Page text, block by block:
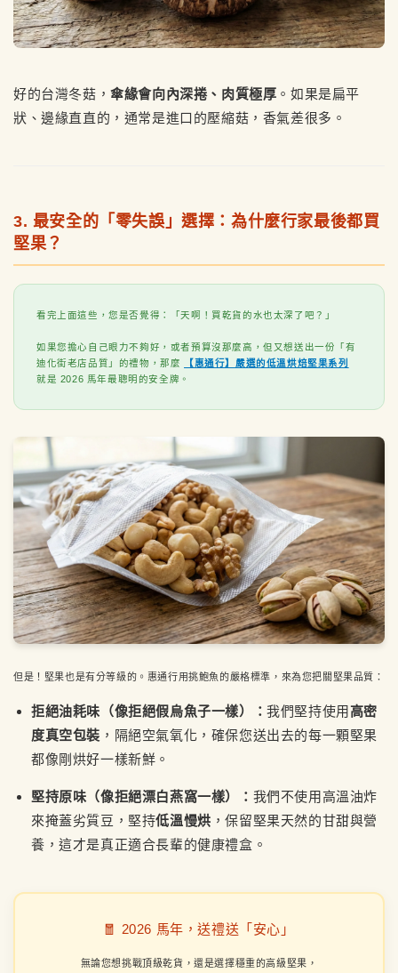
好的台灣冬菇，傘緣會向內深捲、肉質極厚 。如果是扁平
狀、邊緣直直的，通常是進口的壓縮菇，香氣差很多。
3. 最安全的「零失誤」選擇：為什麼行家最後都買
堅果？
看完上面這些，您是否覺得：「天啊！買乾貨的水也太深了吧？」
如果您擔心自己眼力不夠好，或者預算沒那麼高，但又想送出一份「有
迪化街老店品質」的禮物，那麼
【惠通行】嚴選的低溫烘焙堅果系列
就是 2026 馬年最聰明的安全牌。
但是！堅果也是有分等級的。惠通行用挑鮑魚的嚴格標準，來為您把關堅果品質：
拒絕油耗味（像拒絕假烏魚子一樣）：我們堅持使用高密
度真空包裝 ，隔絕空氣氧化，確保您送出去的每一顆堅果
都像剛烘好一樣新鮮。
堅持原味（像拒絕漂白燕窩一樣）： 我們不使用高溫油炸
來掩蓋劣質豆，堅持低溫慢烘 ，保留堅果天然的甘甜與營
養，這才是真正適合長輩的健康禮盒。
🧧 2026 馬年，送禮送「安心」
無論您想挑戰頂級乾貨，還是選擇穩重的高級堅果，